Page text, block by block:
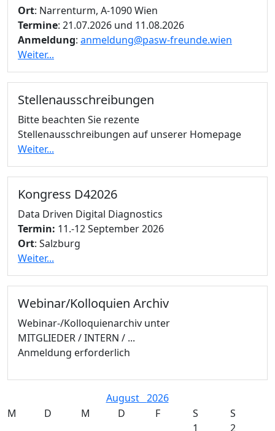
Ort: Narrenturm, A-1090 Wien
Termine: 21.07.2026 und 11.08.2026
Anmeldung: anmeldung@pasw-freunde.wien
Weiter...
Stellenausschreibungen
Bitte beachten Sie rezente
Stellenausschreibungen auf unserer Homepage
Weiter...
Kongress D42026
Data Driven Digital Diagnostics
Termin: 11.-12 September 2026
Ort: Salzburg
Weiter...
Webinar/Kolloquien Archiv
Webinar-/Kolloquienarchiv unter
MITGLIEDER / INTERN / ...
Anmeldung erforderlich
August 2026
M
D M D F S
S
1
2